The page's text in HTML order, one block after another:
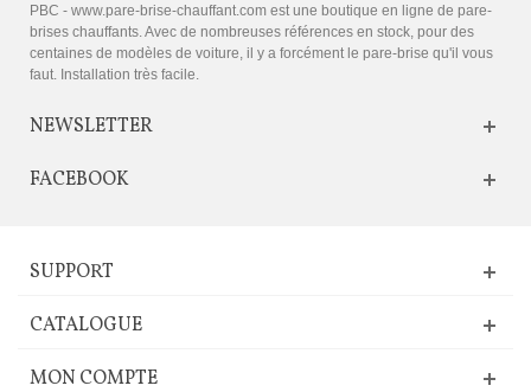
PBC - www.pare-brise-chauffant.com est une boutique en ligne de pare-
brises chauffants. Avec de nombreuses références en stock, pour des
centaines de modèles de voiture, il y a forcément le pare-brise qu'il vous
faut. Installation très facile.
NEWSLETTER
FACEBOOK
SUPPORT
CATALOGUE
MON COMPTE